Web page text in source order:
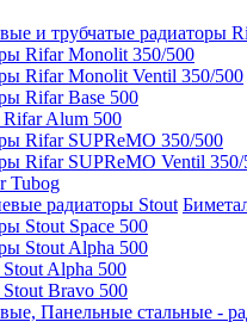
Rifar Monolit 350/500
Rifar Monolit Ventil 350/500
Rifar Base 500
Alum 500
Rifar SUPReMO 350/500
Rifar SUPReMO Ventil 350/
Tubog
Stout Space 500
Stout Alpha 500
Alpha 500
Bravo 500